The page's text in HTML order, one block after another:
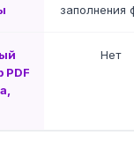
заполнения
PDF
Нет